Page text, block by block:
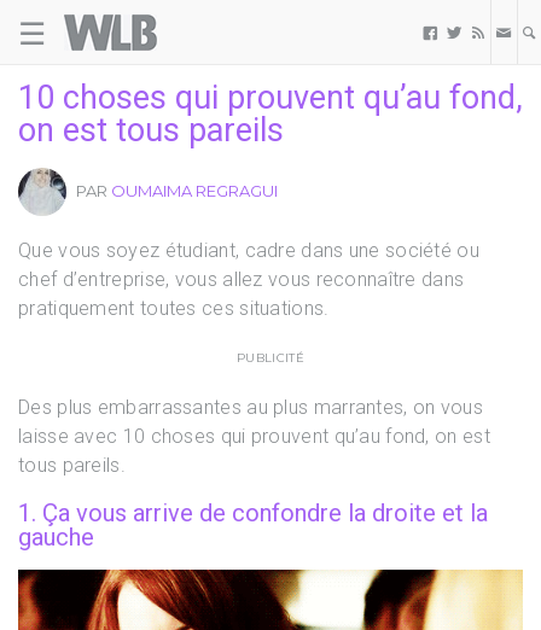
☰   
10 choses qui prouvent qu’au fond,
on est tous pareils
PAR OUMAIMA REGRAGUI
Que vous soyez étudiant, cadre dans une société ou
chef d’entreprise, vous allez vous reconnaître dans
pratiquement toutes ces situations.
PUBLICITÉ
Des plus embarrassantes au plus marrantes, on vous
laisse avec 10 choses qui prouvent qu’au fond, on est
tous pareils.
1. Ça vous arrive de confondre la droite et la
gauche